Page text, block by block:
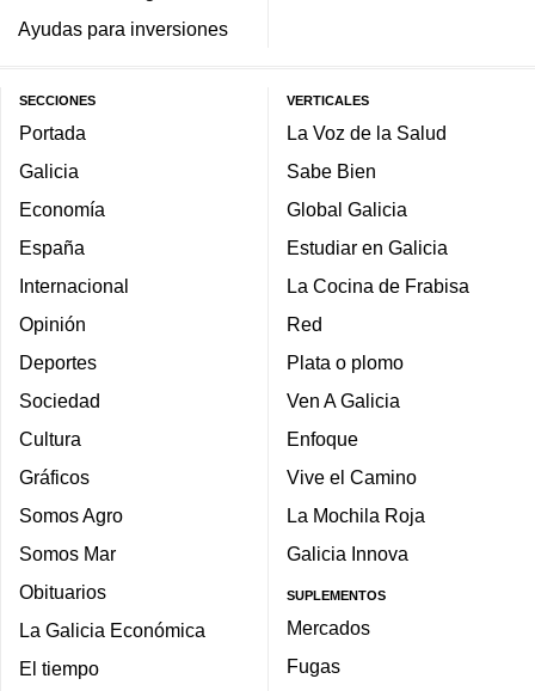
Ayudas para inversiones
SECCIONES
Portada
Galicia
Economía
España
Internacional
Opinión
Deportes
Sociedad
Cultura
Gráficos
Somos Agro
Somos Mar
Obituarios
La Galicia Económica
El tiempo
VERTICALES
La Voz de la Salud
Sabe Bien
Global Galicia
Estudiar en Galicia
La Cocina de Frabisa
Red
Plata o plomo
Ven A Galicia
Enfoque
Vive el Camino
La Mochila Roja
Galicia Innova
SUPLEMENTOS
Mercados
Fugas